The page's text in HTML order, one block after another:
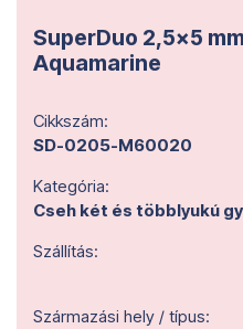
SuperDuo 2,5x5
Aquamarine
Cikkszám:
SD-0205-M60020
Kategória:
Cseh két és többlyukú
Szállítás:
Származási hely / típus: